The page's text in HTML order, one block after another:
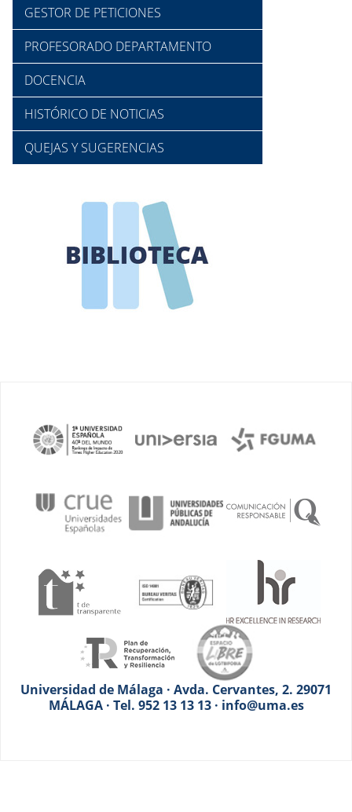
GESTOR DE PETICIONES
PROFESORADO DEPARTAMENTO
DOCENCIA
HISTÓRICO DE NOTICIAS
QUEJAS Y SUGERENCIAS
Universidad de Málaga · Avda. Cervantes, 2. 29071
MÁLAGA · Tel. 952 13 13 13 · info@uma.es